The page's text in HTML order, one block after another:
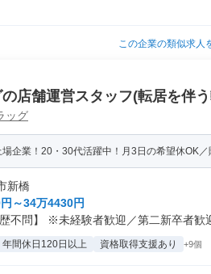
この企業の類似求人
店舗運営スタッフ(転居を伴
ッグ
企業！20・30代活躍中！月3日の希望休OK
新橋
～34万4430円
不問】 ※未経験者歓迎／第二新卒者歓
年間休日120日以上 資格取得支援あり +9個